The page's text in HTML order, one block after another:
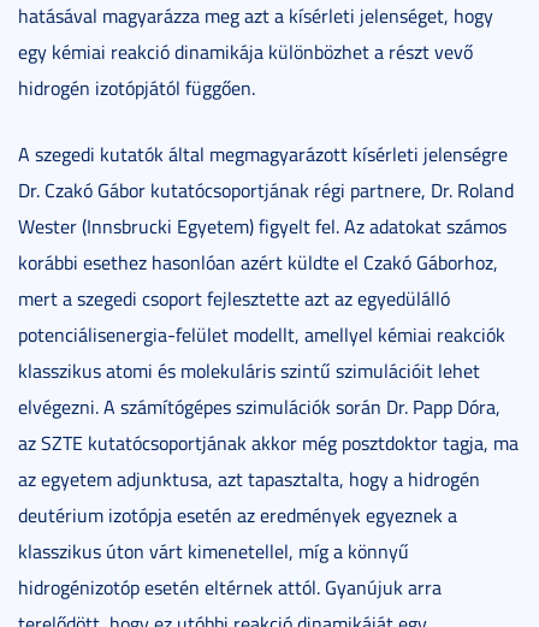
hatásával magyarázza meg azt a kísérleti jelenséget, hogy
egy kémiai reakció dinamikája különbözhet a részt vevő
hidrogén izotópjától függően.
A szegedi kutatók által megmagyarázott kísérleti jelenségre
Dr. Czakó Gábor kutatócsoportjának régi partnere, Dr. Roland
Wester (Innsbrucki Egyetem) figyelt fel. Az adatokat számos
korábbi esethez hasonlóan azért küldte el Czakó Gáborhoz,
mert a szegedi csoport fejlesztette azt az egyedülálló
potenciálisenergia-felület modellt, amellyel kémiai reakciók
klasszikus atomi és molekuláris szintű szimulációit lehet
elvégezni. A számítógépes szimulációk során Dr. Papp Dóra,
az SZTE kutatócsoportjának akkor még posztdoktor tagja, ma
az egyetem adjunktusa, azt tapasztalta, hogy a hidrogén
deutérium izotópja esetén az eredmények egyeznek a
klasszikus úton várt kimenetellel, míg a könnyű
hidrogénizotóp esetén eltérnek attól. Gyanújuk arra